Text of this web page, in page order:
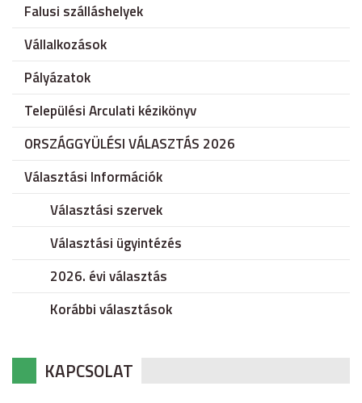
Falusi szálláshelyek
Vállalkozások
Pályázatok
Települési Arculati kézikönyv
ORSZÁGGYÜLÉSI VÁLASZTÁS 2026
Választási Információk
Választási szervek
Választási ügyintézés
2026. évi választás
Korábbi választások
KAPCSOLAT